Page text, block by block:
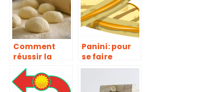
on abusive
d’énergie
Comment
réussir la
découpe des
pâtes
alimentaires?
Panini: pour
se faire
plaisir à tout
journée